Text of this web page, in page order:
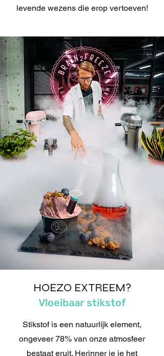
levende wezens die erop vertoeven!
HOEZO EXTREEM?
Vloeibaar stikstof
Stikstof is een natuurlijk element,
ongeveer 78% van onze atmosfeer
bestaat eruit. Herinner je je het